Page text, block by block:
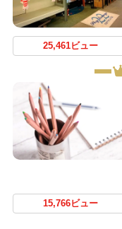
25,461ビュー
15,766ビュー